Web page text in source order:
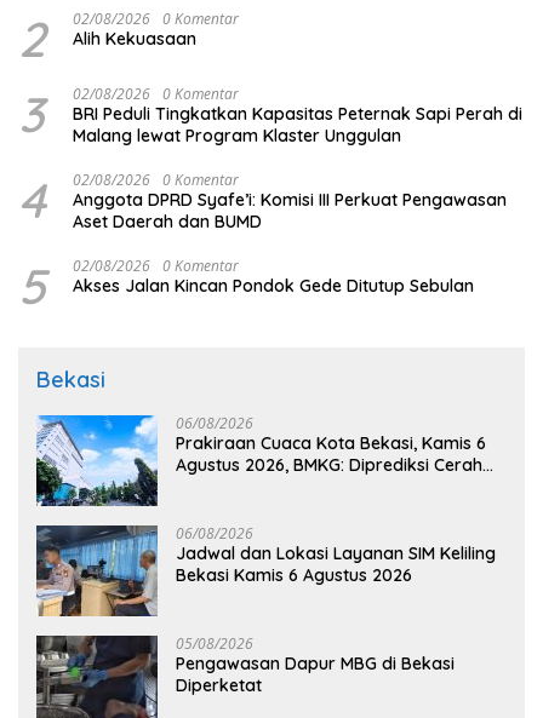
2 02/08/2026 0 Komentar
Alih Kekuasaan
3 02/08/2026 0 Komentar
BRI Peduli Tingkatkan Kapasitas Peternak Sapi Perah di
Malang lewat Program Klaster Unggulan
4 02/08/2026 0 Komentar
Anggota DPRD Syafe’i: Komisi III Perkuat Pengawasan
Aset Daerah dan BUMD
5 02/08/2026 0 Komentar
Akses Jalan Kincan Pondok Gede Ditutup Sebulan
Bekasi
06/08/2026
Prakiraan Cuaca Kota Bekasi, Kamis 6
Agustus 2026, BMKG: Diprediksi Cerah
06/08/2026
Jadwal dan Lokasi Layanan SIM Keliling
Bekasi Kamis 6 Agustus 2026
05/08/2026
Pengawasan Dapur MBG di Bekasi
Diperketat